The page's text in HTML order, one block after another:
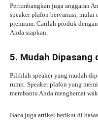
Pertimbangkan juga anggaran
speaker plafon bervariasi,
premium. Carilah produk
Anda siapkan.
5. Mudah Dipasang
Pilihlah speaker yang mudah
rumit. Speaker plafon yang
membantu Anda menghemat
Baca juga artikel berikut di